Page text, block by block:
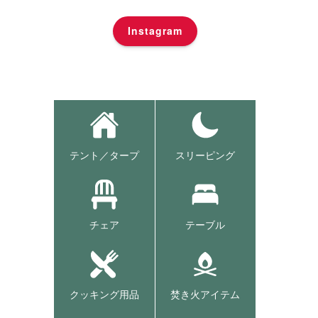
Instagram
テント／タープ スリーピング
チェア テーブル
クッキング用品 焚き火アイテム